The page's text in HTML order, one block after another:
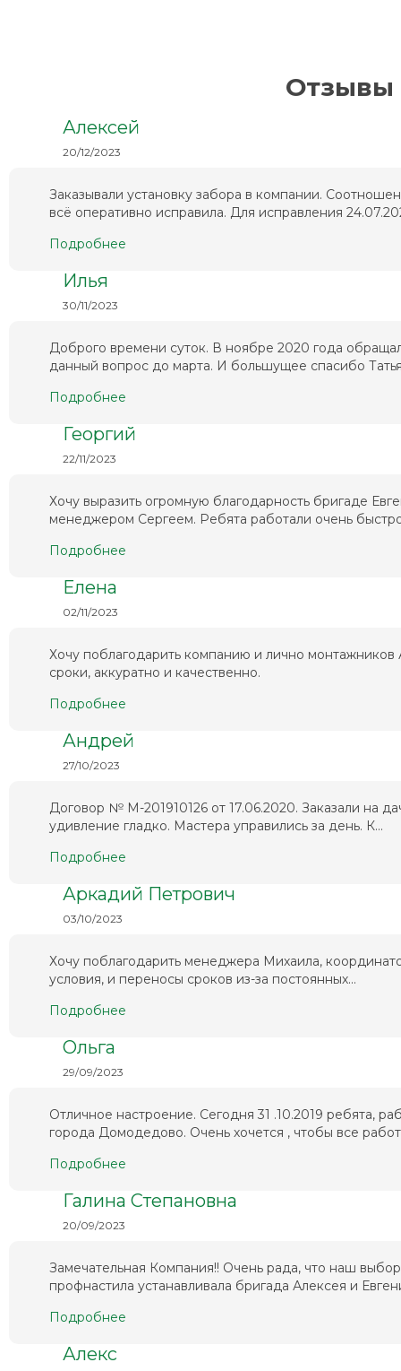
Отзывы
Алексей
20/12/2023
Заказывали установку забора в компании.
всё оперативно исправила. Для исправления
Подробнее
Илья
30/11/2023
Доброго времени суток. В ноябре 2020 года
данный вопрос до марта. И большущее спасибо
Подробнее
Георгий
22/11/2023
Хочу выразить огромную благодарность бригаде
менеджером Сергеем. Ребята работали очень
Подробнее
Елена
02/11/2023
Хочу поблагодарить компанию и лично монтажников
сроки, аккуратно и качественно.
Подробнее
Андрей
27/10/2023
Договор № М-201910126 от 17.06.2020. Заказали на
удивление гладко. Мастера управились за день. К...
Подробнее
Аркадий Петрович
03/10/2023
Хочу поблагодарить менеджера Михаила,
условия, и переносы сроков из-за постоянных...
Подробнее
Ольга
29/09/2023
Отличное настроение. Сегодня 31 .10.2019 ребята,
города Домодедово. Очень хочется , чтобы все
Подробнее
Галина Степановна
20/09/2023
Замечательная Компания!! Очень рада, что наш
профнастила устанавливала бригада Алексея и
Подробнее
Алекс